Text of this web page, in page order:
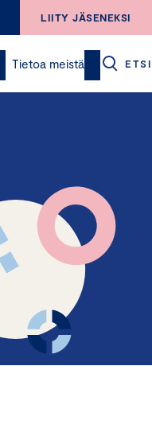
LIITY JÄSENEKSI
Tietoa meistä ETSI